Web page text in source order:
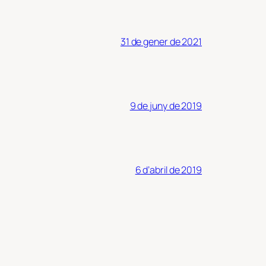
31 de gener de 2021
9 de juny de 2019
6 d’abril de 2019